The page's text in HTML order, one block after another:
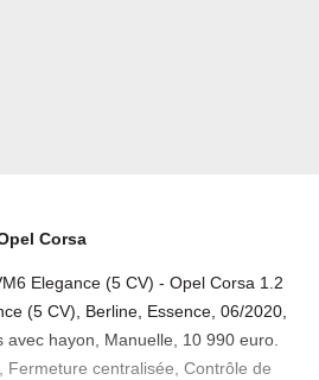
Corsa
Elegance (5 CV) - Opel Corsa 1.2
(5 CV), Berline, Essence, 06/2020,
avec hayon, Manuelle, 10 990 euro.
Fermeture centralisée, Contrôle de